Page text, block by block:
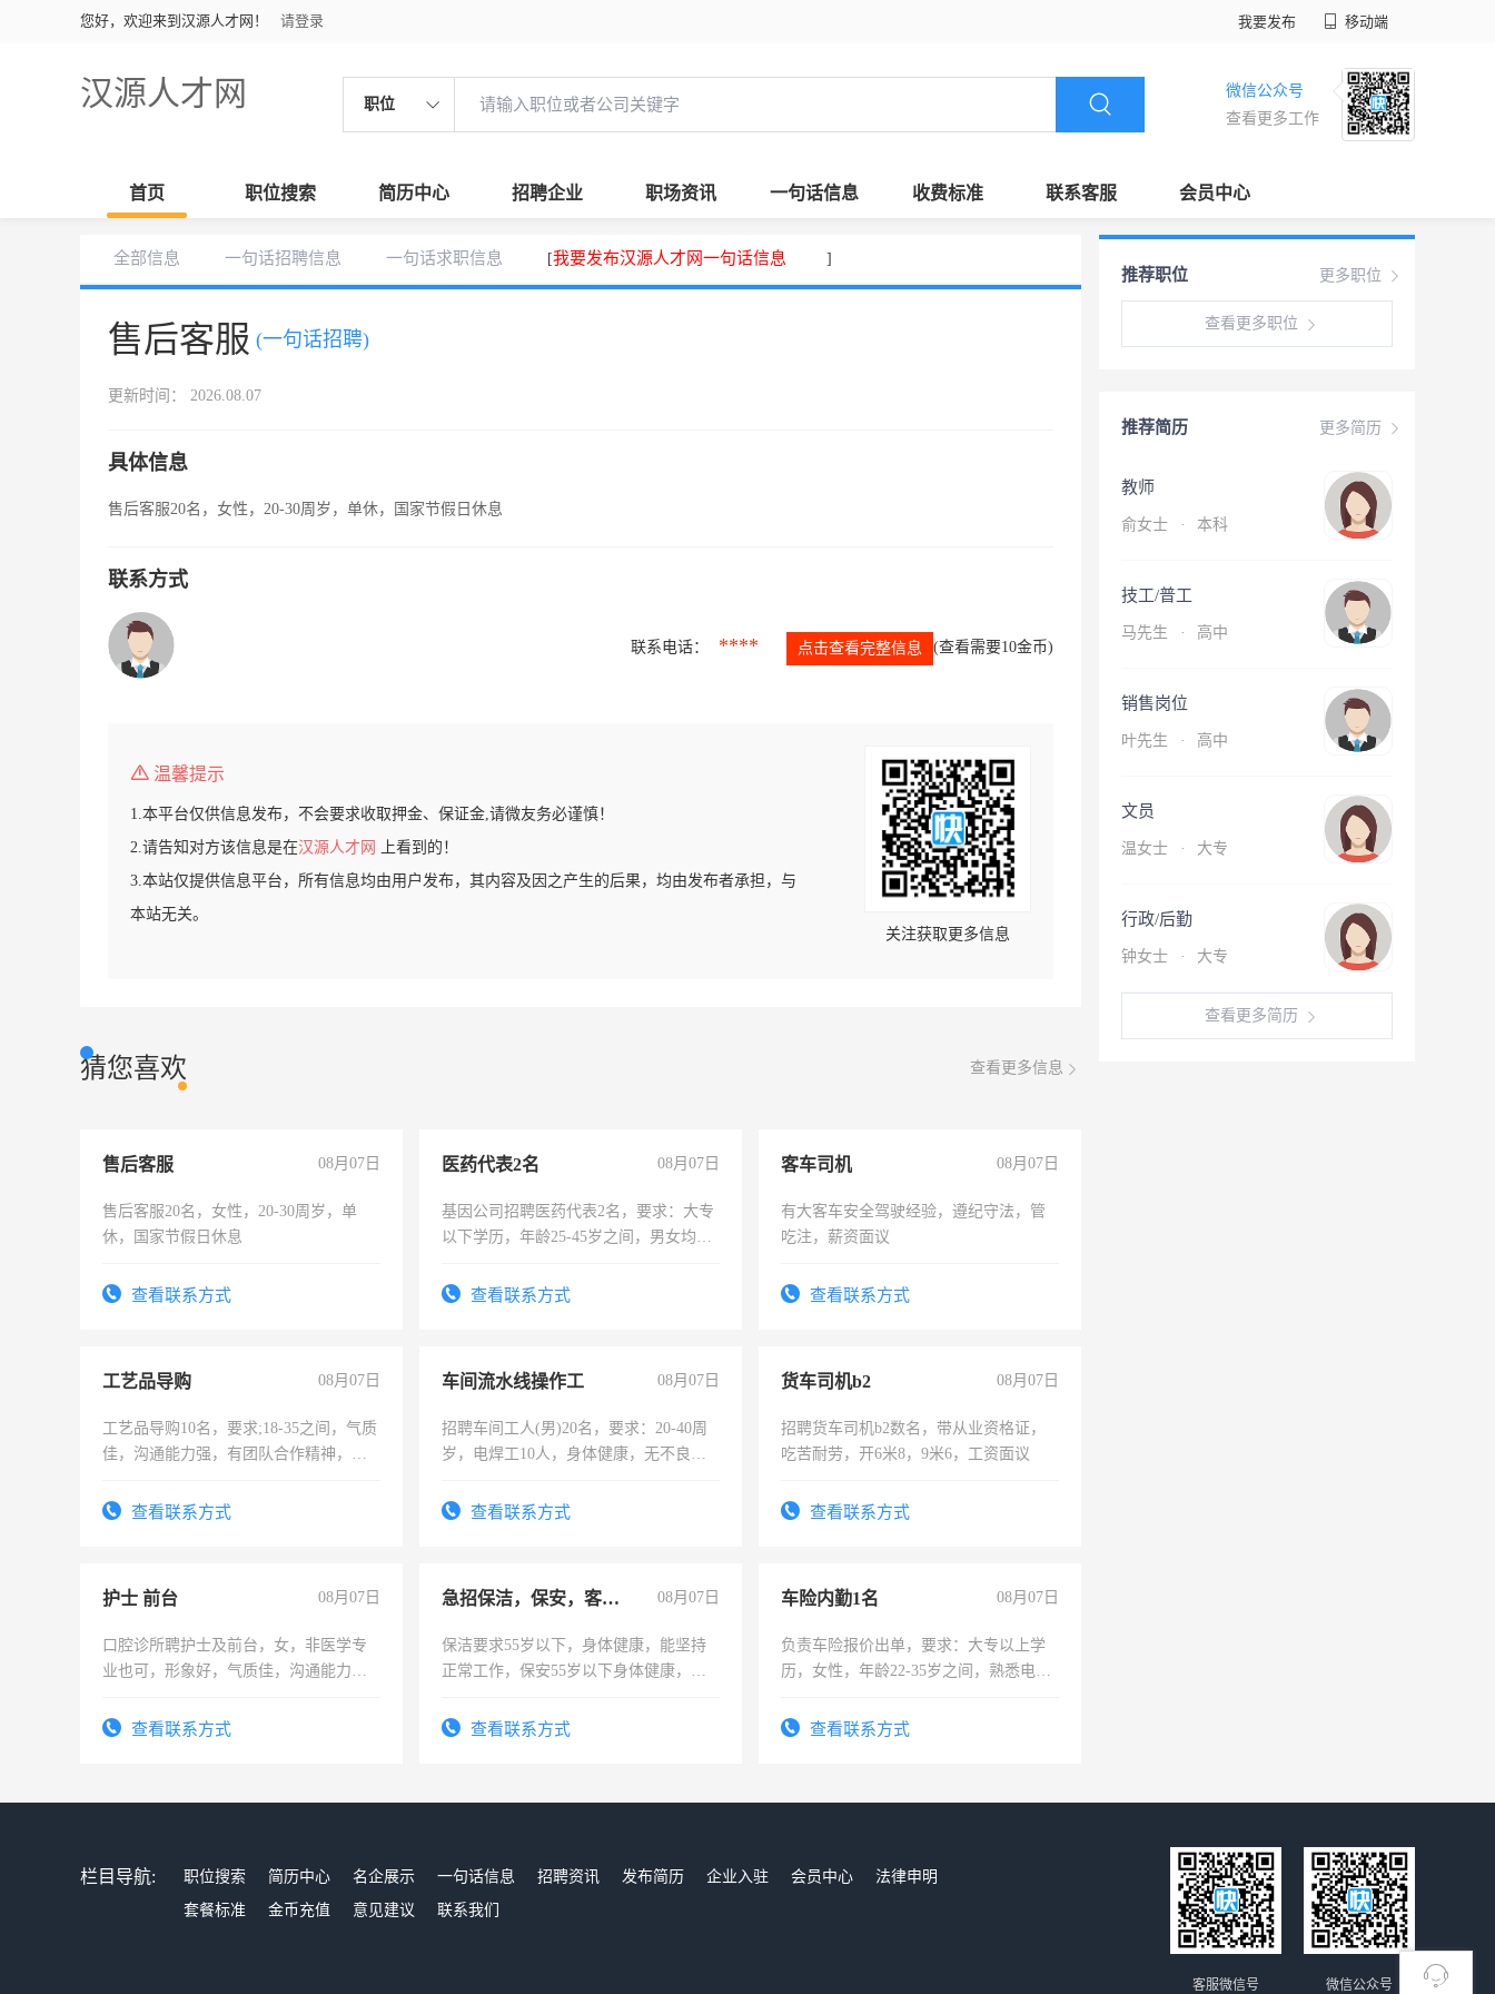
您好，欢迎来到汉源人才网！ 请登录 我要发布 移动端
汉源人才网 职位
微信公众号
查看更多工作
首页 职位搜索 简历中心 招聘企业 职场资讯 一句话信息 收费标准 联系客服 会员中心
全部信息 一句话招聘信息 一句话求职信息 [我要发布汉源人才网一句话信息 ]
售后客服 (一句话招聘)
更新时间： 2026.08.07
具体信息
售后客服20名，女性，20-30周岁，单休，国家节假日休息
联系方式
联系电话： **** 点击查看完整信息 (查看需要10金币)
温馨提示
1.本平台仅供信息发布，不会要求收取押金、保证金,请微友务必谨慎！
2.请告知对方该信息是在汉源人才网
上看到的！
3.本站仅提供信息平台，所有信息均由用户发布，其内容及因之产生的后果，均由发布者承担，与
本站无关。
关注获取更多信息
猜您喜欢 查看更多信息
售后客服 08月07日
售后客服20名，女性，20-30周岁，单
休，国家节假日休息
查看联系方式
医药代表2名 08月07日
基因公司招聘医药代表2名，要求：大专
以下学历，年龄25-45岁之间，男女均
表或者有医学资质的优先，底薪+绩效，
查看联系方式
客车司机 08月07日
有大客车安全驾驶经验，遵纪守法，管
吃注，薪资面议
查看联系方式
工艺品导购 08月07日
工艺品导购10名，要求;18-35之间，气质
佳，沟通能力强，有团队合作精神，有
查看联系方式
车间流水线操作工 08月07日
招聘车间工人(男)20名，要求：20-40周
岁，电焊工10人，身体健康，无不良嗜
宿，免费发放劳保用品，两班倒，每月
查看联系方式
货车司机b2 08月07日
招聘货车司机b2数名，带从业资格证，
吃苦耐劳，开6米8，9米6，工资面议
查看联系方式
护士 前台 08月07日
口腔诊所聘护士及前台，女，非医学专
业也可，形象好，气质佳，沟通能力
查看联系方式
急招保洁，保安，客服，工程 08月07日
保洁要求55岁以下，身体健康，能坚持
正常工作，保安55岁以下身体健康，有
录，客服要求45岁以下高中以上文化，
查看联系方式
车险内勤1名 08月07日
负责车险报价出单，要求：大专以上学
历，女性，年龄22-35岁之间，熟悉电脑
试用期1-3个月，转正后交纳五险，
查看联系方式
更多职位
推荐职位
查看更多职位
更多简历
推荐简历
教师
俞女士 · 本科
技工/普工
马先生 · 高中
销售岗位
叶先生 · 高中
文员
温女士 · 大专
行政/后勤
钟女士 · 大专
查看更多简历
栏目导航: 职位搜索 简历中心 名企展示 一句话信息 招聘资讯 发布简历 企业入驻 会员中心
法律申明
套餐标准
金币充值 意见建议 联系我们
微信公众号
客服微信号